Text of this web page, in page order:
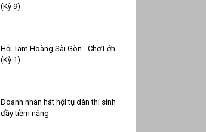
(Kỳ 9)
Hội Tam Hoàng Sài Gòn - Chợ Lớn
(Kỳ 1)
Doanh nhân hát hội tụ dàn thí sinh
đầy tiềm năng